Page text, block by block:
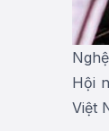
Hội
Việt